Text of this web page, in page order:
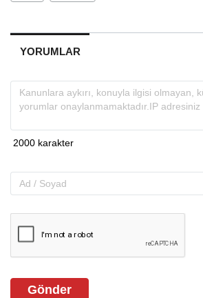
YORUMLAR
Gönder